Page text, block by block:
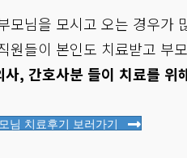
모님을 모시고 오는 경우가
원들이 본인도 치료받고 부
, 간호사분 들이 치료를 위
님 치료후기 보러가기